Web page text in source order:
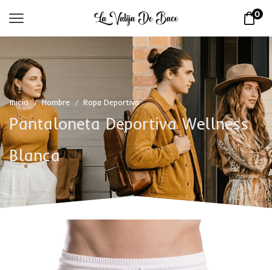
0
Inicio / Hombre / Ropa Deportiva
Pantaloneta Deportiva Wellness
Blanca